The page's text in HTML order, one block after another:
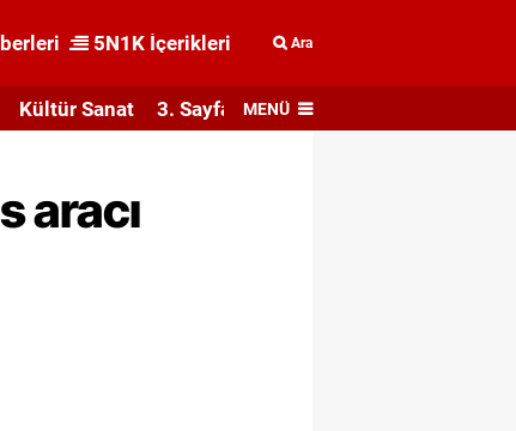
5N1K İçerikleri Ara
Kültür Sanat 3. Sayfa MENÜ
aracı